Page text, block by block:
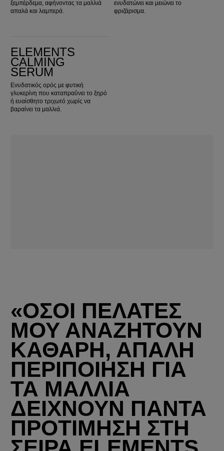
ξεμπέρδεμα, αφήνοντας τα μαλλιά
απαλά και λαμπερά.
ενυδατώνει και μειώνει το
φριζάρισμα.
ELEMENTS
CALMING
SERUM
Ενυδατικός ορός με φυτική
γλυκερίνη που καταπραΰνει το ξηρό
ή ευαίσθητο τριχωτό χωρίς να
βαραίνει τα μαλλιά.
«ΟΣΟΙ ΠΕΛΑΤΕΣ
ΜΟΥ ΑΝΑΖΗΤΟΥΝ
ΚΑΘΑΡΗ, ΑΠΑΛΗ
ΠΕΡΙΠΟΙΗΣΗ ΓΙΑ
ΤΑ ΜΑΛΛΙΑ
ΔΕΙΧΝΟΥΝ ΠΑΝΤΑ
ΠΡΟΤΙΜΗΣΗ ΣΤΗ